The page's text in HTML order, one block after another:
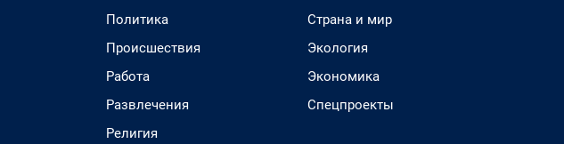
Политика
Происшествия
Работа
Развлечения
Религия
Страна и мир
Экология
Экономика
Спецпроекты